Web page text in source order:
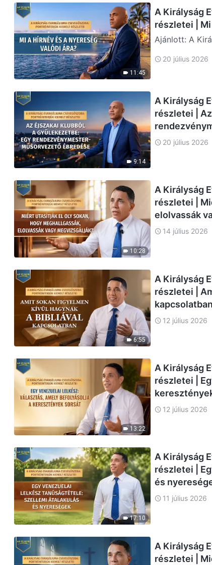
11:45
A Királyság
részletei | Mi
Ajánlott: A
20 július 2026
9:14
A Királyság
részletei |
20 július 2026
10:28
A Királyság
részletei |
elolvassák
14 július 2026
6:55
A Királyság
részletei |
kapcsolatban
12 július 2026
13:22
A Királyság
részletei |
12 július 2026
17:10
A Királyság
részletei |
és
11 július 2026
A Királyság
részletei |